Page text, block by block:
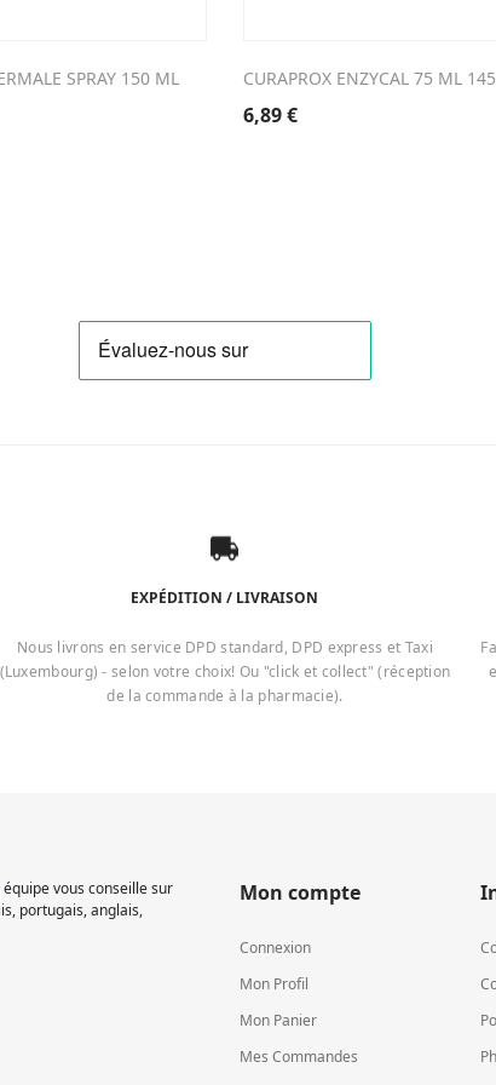
SPRAY 150 ML CURAPROX ENZYCAL 75 ML
6,89€
EXPÉDITION / LIVRAISON
Nous livrons en service DPD standard, DPD express et Taxi
(Luxembourg) - selon votre choix! Ou "click et collect" (réception
de la commande à la pharmacie).
vous conseille sur
portugais, anglais,
Mon compte
Connexion
Mon Profil
Mon Panier
Mes Commandes